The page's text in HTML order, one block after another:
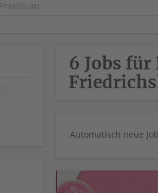
6 Jobs
Automatisch neue